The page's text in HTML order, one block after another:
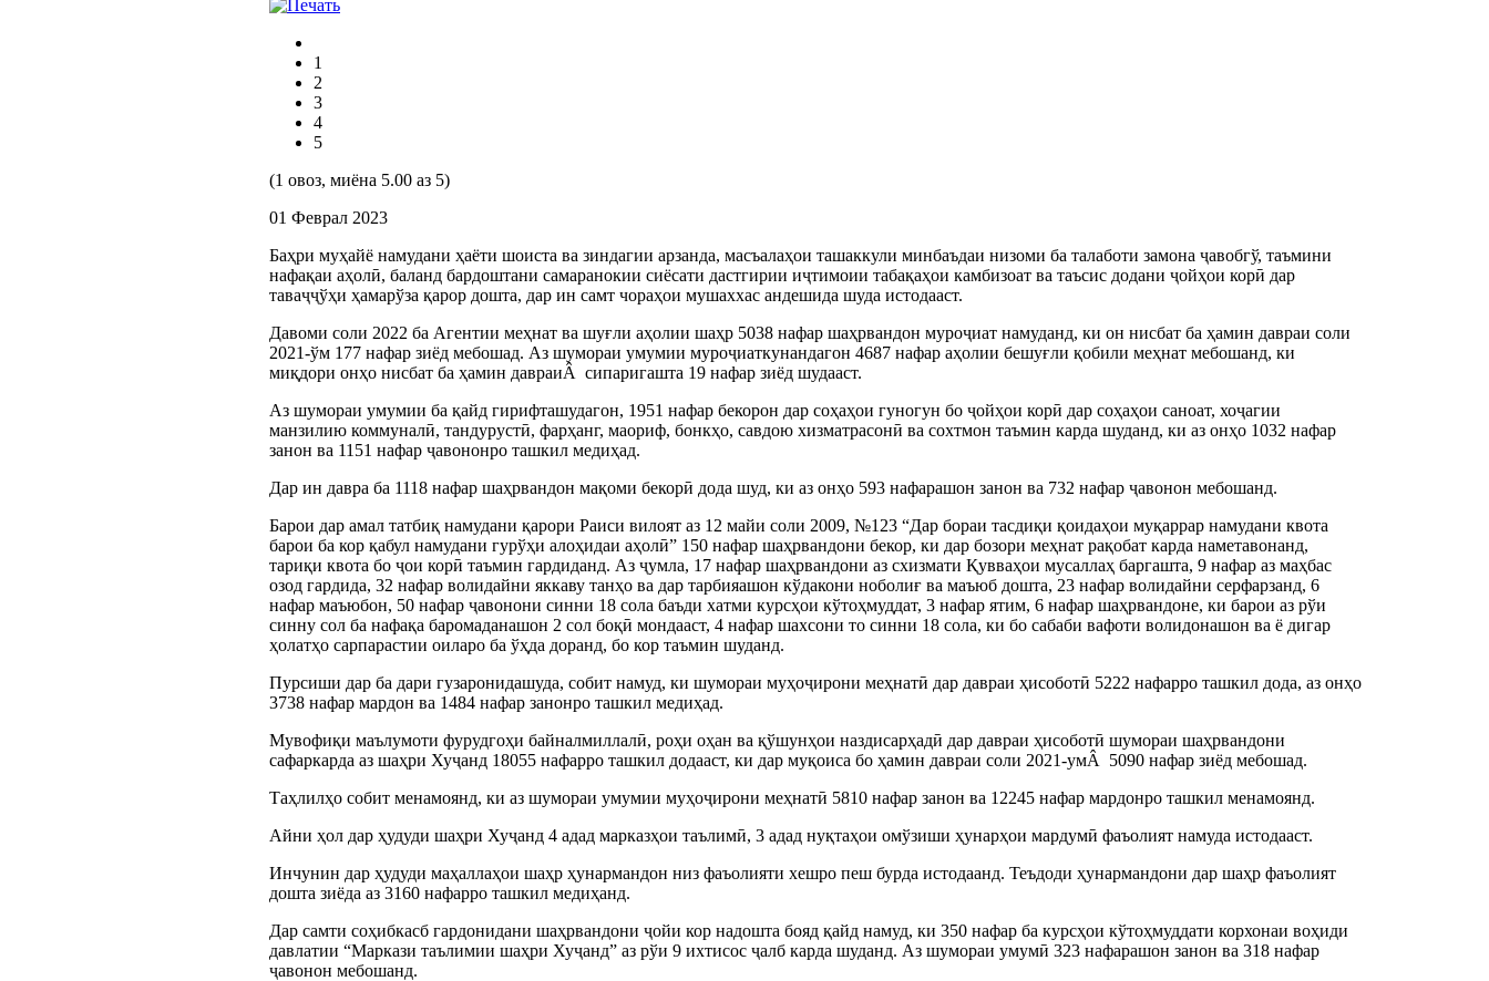
1
2
3
4
5
(1 овоз, миёна 5.00 аз 5)
01 Феврал 2023
Баҳри муҳайё намудани ҳаёти шоиста ва зиндагии арзанда, масъалаҳои ташаккули минбаъдаи низоми ба талаботи замона ҷавобгў, таъмини
нафақаи аҳолӣ, баланд бардоштани самаранокии сиёсати дастгирии иҷтимоии табақаҳои камбизоат ва таъсис додани ҷойҳои корӣ дар
таваҷҷўҳи ҳамарўза қарор дошта, дар ин самт чораҳои мушаххас андешида шуда истодааст.
Давоми соли 2022 ба Агентии меҳнат ва шуғли аҳолии шаҳр 5038 нафар шаҳрвандон муроҷиат намуданд, ки он нисбат ба ҳамин давраи соли
2021-ўм 177 нафар зиёд мебошад. Аз шумораи умумии муроҷиаткунандагон 4687 нафар аҳолии бешуғли қобили меҳнат мебошанд, ки
миқдори онҳо нисбат ба ҳамин давраиÂ сипаригашта 19 нафар зиёд шудааст.
Аз шумораи умумии ба қайд гирифташудагон, 1951 нафар бекорон дар соҳаҳои гуногун бо ҷойҳои корӣ дар соҳаҳои саноат, хоҷагии
манзилию коммуналӣ, тандурустӣ, фарҳанг, маориф, бонкҳо, савдою хизматрасонӣ ва сохтмон таъмин карда шуданд, ки аз онҳо 1032 нафар
занон ва 1151 нафар ҷавононро ташкил медиҳад.
Дар ин давра ба 1118 нафар шаҳрвандон мақоми бекорӣ дода шуд, ки аз онҳо 593 нафарашон занон ва 732 нафар ҷавонон мебошанд.
Барои дар амал татбиқ намудани қарори Раиси вилоят аз 12 майи соли 2009, №123 “Дар бораи тасдиқи қоидаҳои муқаррар намудани квота
барои ба кор қабул намудани гурўҳи алоҳидаи аҳолӣ” 150 нафар шаҳрвандони бекор, ки дар бозори меҳнат рақобат карда наметавонанд,
тариқи квота бо ҷои корӣ таъмин гардиданд. Аз ҷумла, 17 нафар шаҳрвандони аз схизмати Қувваҳои мусаллаҳ баргашта, 9 нафар аз маҳбас
озод гардида, 32 нафар волидайни яккаву танҳо ва дар тарбияашон кўдакони ноболиғ ва маъюб дошта, 23 нафар волидайни серфарзанд, 6
нафар маъюбон, 50 нафар ҷавонони синни 18 сола баъди хатми курсҳои кўтоҳмуддат, 3 нафар ятим, 6 нафар шаҳрвандоне, ки барои аз рўи
синну сол ба нафақа баромаданашон 2 сол боқӣ мондааст, 4 нафар шахсони то синни 18 сола, ки бо сабаби вафоти волидонашон ва ё дигар
ҳолатҳо сарпарастии оиларо ба ўҳда доранд, бо кор таъмин шуданд.
Пурсиши дар ба дари гузаронидашуда, собит намуд, ки шумораи муҳоҷирони меҳнатӣ дар давраи ҳисоботӣ 5222 нафарро ташкил дода, аз онҳо
3738 нафар мардон ва 1484 нафар занонро ташкил медиҳад.
Мувофиқи маълумоти фурудгоҳи байналмиллалӣ, роҳи оҳан ва қўшунҳои наздисарҳадӣ дар давраи ҳисоботӣ шумораи шаҳрвандони
сафаркарда аз шаҳри Хуҷанд 18055 нафарро ташкил додааст, ки дар муқоиса бо ҳамин давраи соли 2021-умÂ 5090 нафар зиёд мебошад.
Таҳлилҳо собит менамоянд, ки аз шумораи умумии муҳоҷирони меҳнатӣ 5810 нафар занон ва 12245 нафар мардонро ташкил менамоянд.
Айни ҳол дар ҳудуди шаҳри Хуҷанд 4 адад марказҳои таълимӣ, 3 адад нуқтаҳои омўзиши ҳунарҳои мардумӣ фаъолият намуда истодааст.
Инчунин дар ҳудуди маҳаллаҳои шаҳр ҳунармандон низ фаъолияти хешро пеш бурда истодаанд. Теъдоди ҳунармандони дар шаҳр фаъолият
дошта зиёда аз 3160 нафарро ташкил медиҳанд.
Дар самти соҳибкасб гардонидани шаҳрвандони ҷойи кор надошта бояд қайд намуд, ки 350 нафар ба курсҳои кўтоҳмуддати корхонаи воҳиди
давлатии “Маркази таълимии шаҳри Хуҷанд” аз рўи 9 ихтисос ҷалб карда шуданд. Аз шумораи умумӣ 323 нафарашон занон ва 318 нафар
ҷавонон мебошанд.